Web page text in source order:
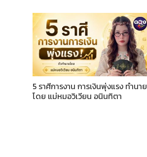
5 ราศีการงาน การเงินพุ่งแรง ทำนาย
โดย แม่หมอวิเวียน อนินทิตา